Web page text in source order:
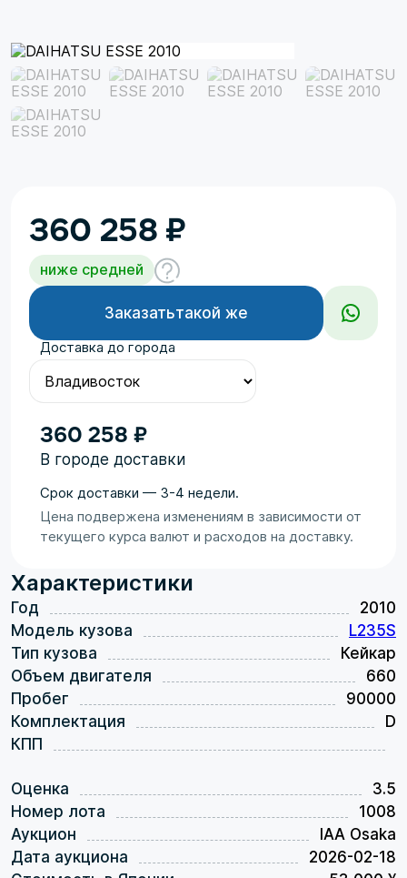
Характеристики
Год
2010
Модель кузова
L235S
Тип кузова
Кейкар
Объем двигателя
660
Пробег
90000
Комплектация
D
КПП
Оценка
3.5
Номер лота
1008
Аукцион
IAA Osaka
Дата аукциона
2026-02-18
360 258 ₽
ниже средней
Заказатьтакой же
Доставка до города
360 258 ₽
В городе доставки
Срок доставки — 3-4 недели.
Цена подвержена изменениям в зависимости от
текущего курса валют и расходов на доставку.